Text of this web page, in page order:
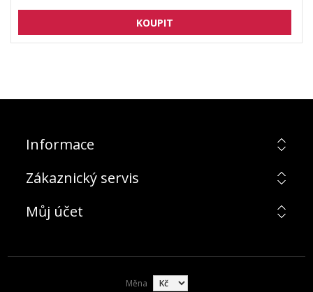
Informace
Zákaznický servis
Můj účet
Měna